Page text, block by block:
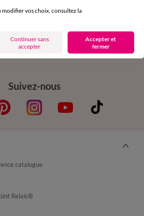
Suivez-nous
catalogue
Relais®
vos choix, consultez la
Continuer sans
accepter
Accepter et
fermer